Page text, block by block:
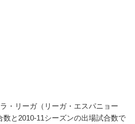
・リーガ（リーガ・エスパニョー
数と2010-11シーズンの出場試合数で